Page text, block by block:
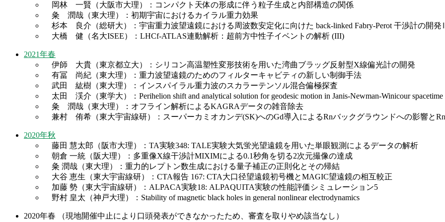
岡林 一賢（大阪市大理）：コンパクト天体の形成に伴う粒子生成と内部構造の関係
粂 潤哉（東大理）：初期宇宙におけるカイラル重力効果
杉本 良介（総研大）：宇宙重力波望遠鏡における周波数安定化に向けた back-linked Fabry-Perot 干渉計の開発
大橋 健（名大ISEE）：LHCf-ATLAS連動解析：超前方中性子イベントの解析 (III)
2021年春
伊師 大貴（東京都立大）：シリコン高温塑性変形技術を用いた湾曲ブラッグ反射型X線偏光計の開発
有冨 尚紀（東大理）：重力波望遠鏡のためのフィルターキャビティの新しい制御手法
武田 紘樹（東大理）：インスパイラル重力波のスカラーテンソル混合偏極探査
太田 渓介（東学大）：Perihelion shift and analytical solution for geodesic motion in Janis-Newman-Winicour spacetime
粂 潤哉（東大理）：オフライン解析によるKAGRAデータの雑音除去
兼村 侑希（東大宇宙線研）：スーパーカミオカンデ(SK)へのGd導入によるRnバックグラウンドへの影響と
2020年秋
藤田 慧太郎（阪市大理）：TA実験348: TALE実験大気蛍光望遠鏡を用いた単眼観測によるデータの解析
朝倉 一統（阪大理）：多重像X線干渉計MIXIMによる0.1秒角を切る2次元撮像の達成
粂 潤哉（東大理）：重力的レプトン数生成における量子補正の正則化とその帰結
大谷 恵生（東大宇宙線研）：CTA報告 167: CTA大口径望遠鏡初号機とMAGIC望遠鏡の相互較正
加藤 勢（東大宇宙線研）：ALPACA実験18: ALPAQUITA実験の性能評価シミュレーション5
野村 皇太（神戸大理）：Stability of magnetic black holes in general nonlinear electrodynamics
2020年春 （現地開催中止により口頭発表ができなかったため、審査を取りやめ該当なし）